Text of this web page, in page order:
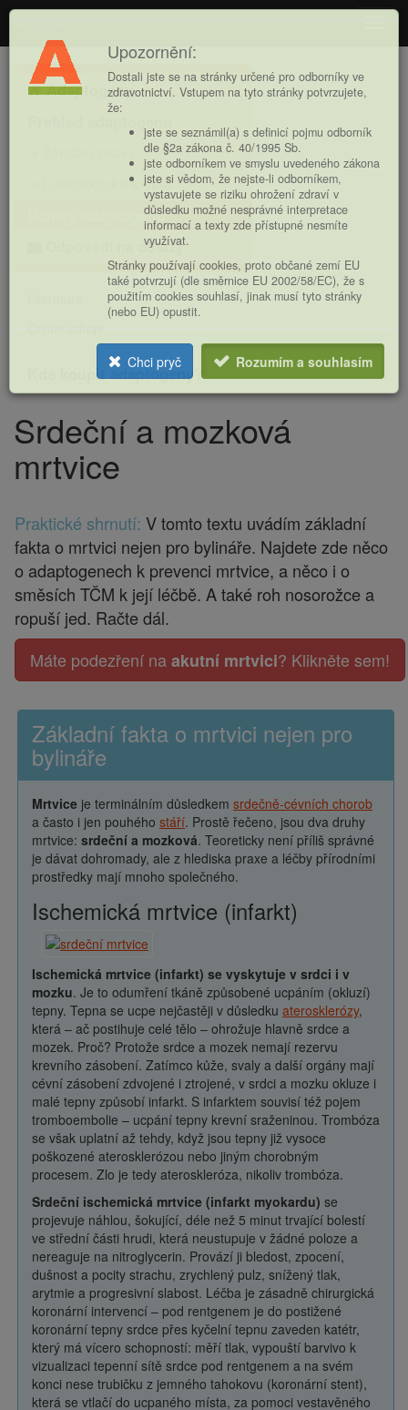
Adaptogeny
Hlavní
nabídkaAdaptogeny
Lesklokorka lesklá
Účinky adaptogenů
Odpovědi na dotazy
Online zdroje
Kde koupit adaptogeny?
Drobečková
navigace
Srdeční a mozková
mrtvice
Praktické shrnutí: V tomto textu uvádím základní
fakta o mrtvici nejen pro bylináře. Najdete zde něco
o adaptogenech k prevenci mrtvice, a něco i o
směsích TČM k její léčbě. A také roh nosorožce a
ropuší jed. Račte dál.
Máte podezření na akutní mrtvici? Klikněte sem!
Základní fakta o mrtvici nejen pro
bylináře
Mrtvice je terminálním důsledkem srdečně-cévních chorob
a často i jen pouhého stáří. Prostě řečeno, jsou dva druhy
mrtvice: srdeční a mozková. Teoreticky není příliš správné
je dávat dohromady, ale z hlediska praxe a léčby přírodními
prostředky mají mnoho společného.
Ischemická mrtvice (infarkt)
Ischemická mrtvice (infarkt) se vyskytuje v srdci i v
mozku. Je to odumření tkáně způsobené ucpáním (okluzí)
tepny. Tepna se ucpe nejčastěji v důsledku aterosklerózy,
která – ač postihuje celé tělo – ohrožuje hlavně srdce a
mozek. Proč? Protože srdce a mozek nemají rezervu
krevního zásobení. Zatímco kůže, svaly a další orgány mají
cévní zásobení zdvojené i ztrojené, v srdci a mozku okluze i
malé tepny způsobí infarkt. S infarktem souvisí též pojem
tromboembolie – ucpání tepny krevní sraženinou. Trombóza
se však uplatní až tehdy, když jsou tepny již vysoce
poškozené aterosklerózou nebo jiným chorobným
procesem. Zlo je tedy ateroskleróza, nikoliv trombóza.
Srdeční ischemická mrtvice (infarkt myokardu) se
projevuje náhlou, šokující, déle než 5 minut trvající bolestí
ve střední části hrudi, která neustupuje v žádné poloze a
nereaguje na nitroglycerin. Provází ji bledost, zpocení,
dušnost a pocity strachu, zrychlený pulz, snížený tlak,
arytmie a progresivní slabost. Léčba je zásadně chirurgická
koronární intervencí – pod rentgenem je do postižené
koronární tepny srdce přes kyčelní tepnu zaveden katétr,
který má vícero schopností: měří tlak, vypouští barvivo k
vizualizaci tepenní sítě srdce pod rentgenem a na svém
konci nese trubičku z jemného tahokovu (koronární stent),
která se vtlačí do ucpaného místa, za pomoci vestavěného
Upozornění:
Dostali jste se na stránky určené pro odborníky ve
zdravotnictví. Vstupem na tyto stránky potvrzujete,
že:
jste se seznámil(a) s definicí pojmu odborník
dle §2a zákona č. 40/1995 Sb.
jste odborníkem ve smyslu uvedeného zákona
jste si vědom, že nejste-li odborníkem,
vystavujete se riziku ohrožení zdraví v
důsledku možné nesprávné interpretace
informací a texty zde přístupné nesmíte
využívat.
Stránky používají cookies, proto občané zemí EU
také potvrzují (dle směrnice EU 2002/58/EC), že s
použitím cookies souhlasí, jinak musí tyto stránky
(nebo EU) opustit.
Chci pryč Rozumím a souhlasím